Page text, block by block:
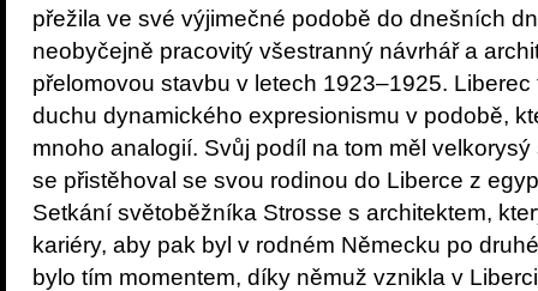
přežila ve své výjimečné podobě do dnešních
neobyčejně pracovitý všestranný návrhář a
přelomovou stavbu v letech 1923–1925.
duchu dynamického expresionismu v podobě,
mnoho analogií. Svůj podíl na tom měl
se přistěhoval se svou rodinou do Liberce z
Setkání světoběžníka Strosse s architektem,
kariéry, aby pak byl v rodném Německu po
bylo tím momentem, díky němuž vznikla v